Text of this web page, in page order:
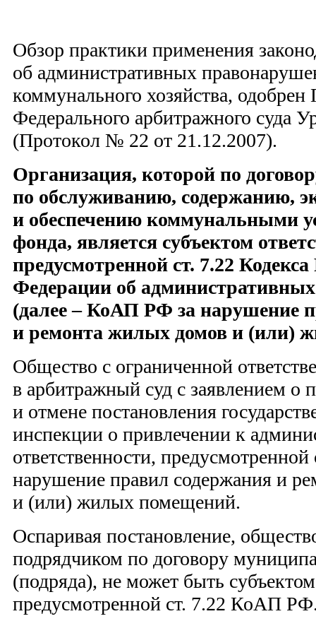
Обзор практики применения
об административных
коммунального хозяйства,
Федерального арбитражного суда
(Протокол № 22 от 21.12.2007).
Организация, которой по
по обслуживанию, содержанию,
и обеспечению коммунальными
фонда, является субъектом
предусмотренной ст. 7.22
Федерации об
(далее – КоАП РФ за нарушение
и ремонта жилых домов и (или)
Общество с ограниченной
в арбитражный суд с заявлением о
и отмене постановления
инспекции о привлечении к
ответственности,
нарушение правил содержания и
и (или) жилых помещений.
Оспаривая постановление,
подрядчиком по договору
(подряда), не может быть
предусмотренной ст. 7.22 КоАП